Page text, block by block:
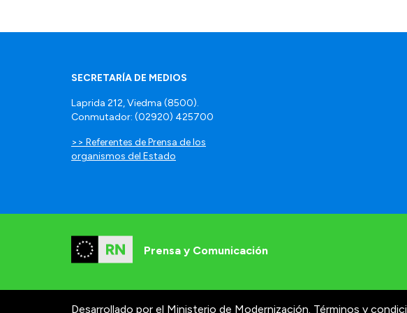
SECRETARÍA DE MEDIOS
Laprida 212, Viedma (8500).
Conmutador: (02920) 425700
>> Referentes de Prensa de los
organismos del Estado
Prensa y Comunicación
Desarrollado por el Ministerio de Modernización. Términos y